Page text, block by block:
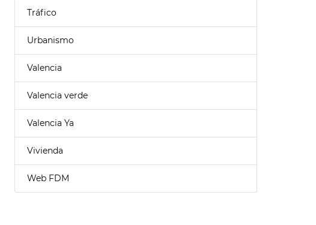
Tráfico
Urbanismo
Valencia
Valencia verde
Valencia Ya
Vivienda
Web FDM